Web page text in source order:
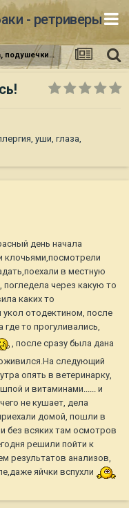
- ретриверы
Кожные заболевания, аллергия, уши, глаза, подушечки лап
уши, глаза,
день начала
клочьями,посмотрели
в местную
погледела через какую то
каких то
отодектином, после
где то прогуливались,
, после сразу была дана
следующий
опять в ветеринарку,
и витаминами...... и
не кушает, дела
домой, пошли в
без всяких там осмотров
решили пойти к
результатов анализов,
яйчки вспухли